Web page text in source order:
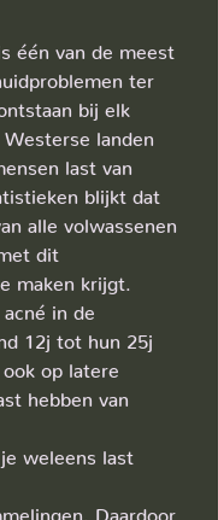
ter
bij elk
landen
last van
blijkt dat
alle volwassenen
dit
maken krijgt.
in de
12j tot hun 25j
ook op latere
hebben van
weleens last
Daardoor